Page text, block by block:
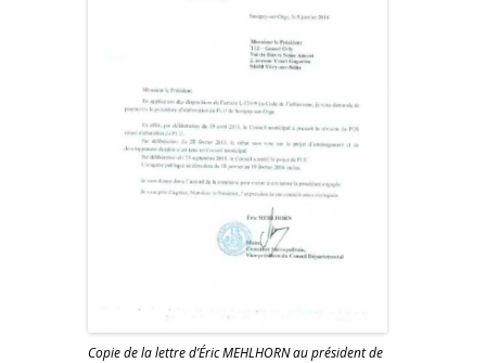
Copie de la lettre d’Éric MEHLHORN au président de